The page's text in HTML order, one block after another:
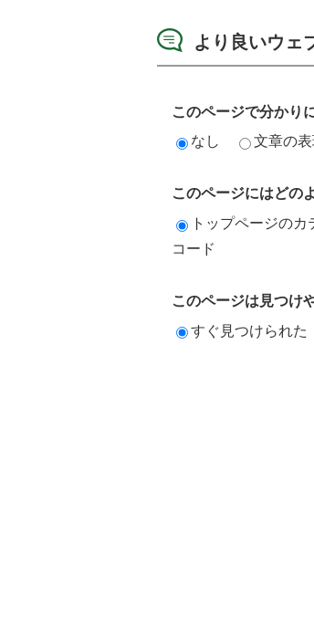
より良いウェ
このページで分かり
なし
文章の表
このページにはどの
トップページのカ
コード
このページは見つけ
すぐ見つけられた